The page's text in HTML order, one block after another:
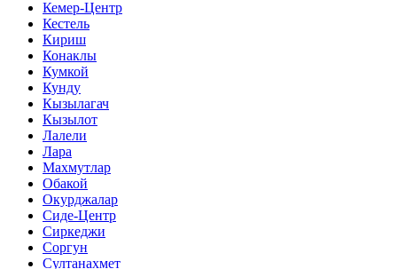
Кемер-Центр
Кестель
Кириш
Конаклы
Кумкой
Кунду
Кызылагач
Кызылот
Лалели
Лара
Махмутлар
Обакой
Окурджалар
Сиде-Центр
Сиркеджи
Соргун
Султанахмет